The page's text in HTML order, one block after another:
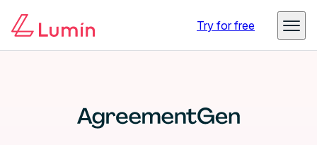
Try for free